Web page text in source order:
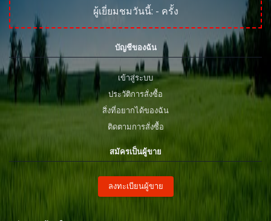
ผู้เยี่ยมชมวันนี้: - ครั้ง
บัญชีของฉัน
เข้าสู่ระบบ
ประวัติการสั่งซื้อ
สิ่งที่อยากได้ของฉัน
ติดตามการสั่งซื้อ
สมัครเป็นผู้ขาย
ลงทะเบียนผู้ขาย